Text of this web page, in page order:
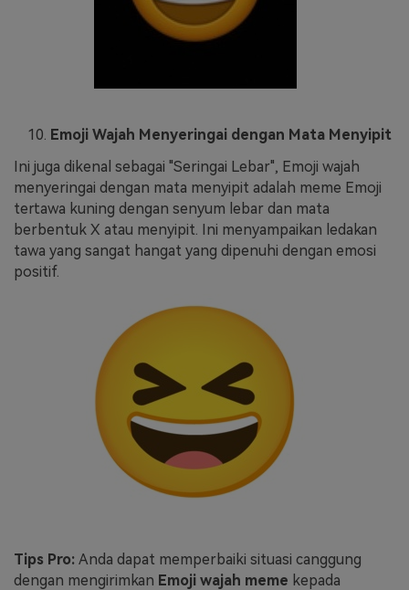
Emoji Wajah Menyeringai dengan Mata Menyipit
Ini juga dikenal sebagai "Seringai Lebar", Emoji wajah
menyeringai dengan mata menyipit adalah meme Emoji
tertawa kuning dengan senyum lebar dan mata
berbentuk X atau menyipit. Ini menyampaikan ledakan
tawa yang sangat hangat yang dipenuhi dengan emosi
positif.
Tips Pro: Anda dapat memperbaiki situasi canggung
dengan mengirimkan Emoji wajah meme kepada